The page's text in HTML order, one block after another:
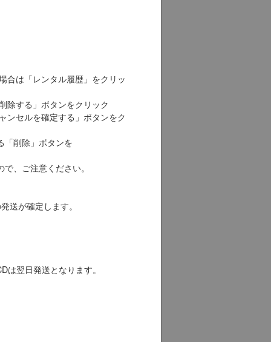
合は「レンタル履歴」をクリッ
除する」ボタンをクリック
ンセルを確定する」ボタンをク
「削除」ボタンを
で、ご注意ください。
送が確定します。
翌日発送となります。